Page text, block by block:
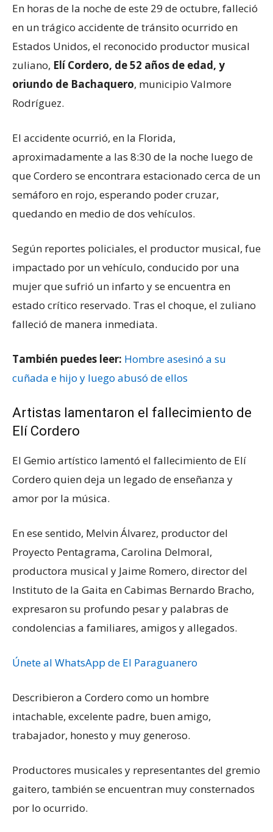
En horas de la noche de este 29 de octubre, falleció
en un trágico accidente de tránsito ocurrido en
Estados Unidos, el reconocido productor musical
zuliano, Elí Cordero, de 52 años de edad, y
oriundo de Bachaquero, municipio Valmore
Rodríguez.
El accidente ocurrió, en la Florida,
aproximadamente a las 8:30 de la noche luego de
que Cordero se encontrara estacionado cerca de un
semáforo en rojo, esperando poder cruzar,
quedando en medio de dos vehículos.
Según reportes policiales, el productor musical, fue
impactado por un vehículo, conducido por una
mujer que sufrió un infarto y se encuentra en
estado crítico reservado. Tras el choque, el zuliano
falleció de manera inmediata.
También puedes leer: Hombre asesinó a su
cuñada e hijo y luego abusó de ellos
Artistas lamentaron el fallecimiento de
Elí Cordero
El Gemio artístico lamentó el fallecimiento de Elí
Cordero quien deja un legado de enseñanza y
amor por la música.
En ese sentido, Melvin Álvarez, productor del
Proyecto Pentagrama, Carolina Delmoral,
productora musical y Jaime Romero, director del
Instituto de la Gaita en Cabimas Bernardo Bracho,
expresaron su profundo pesar y palabras de
condolencias a familiares, amigos y allegados.
Únete al WhatsApp de El Paraguanero
Describieron a Cordero como un hombre
intachable, excelente padre, buen amigo,
trabajador, honesto y muy generoso.
Productores musicales y representantes del gremio
gaitero, también se encuentran muy consternados
por lo ocurrido.